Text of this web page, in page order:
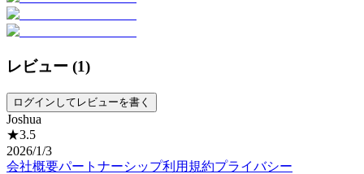
レビュー (1)
ログインしてレビューを書く
Joshua
★3.5
2026/1/3
会社概要パートナーシップ利用規約プライバシー